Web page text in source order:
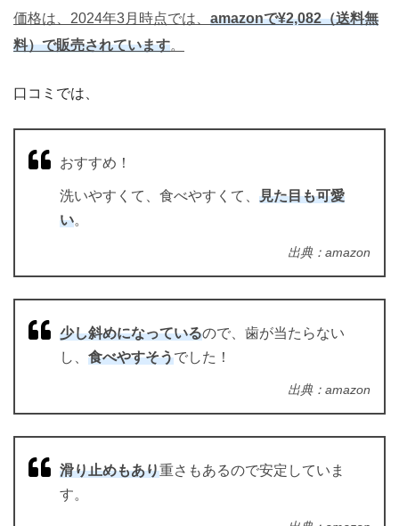
価格は、2024年3月時点では、 amazonで¥2,082（送料無
料）で販売されています。
口コミでは、
おすすめ！
洗いやすくて、食べやすくて、 見た目も可愛
い。
出典：amazon
少し斜めになっているので、歯が当たらない
し、 食べやすそうでした！
出典：amazon
滑り止めもあり重さもあるので安定していま
す。